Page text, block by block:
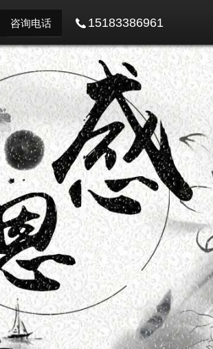
咨询电话 15183386961